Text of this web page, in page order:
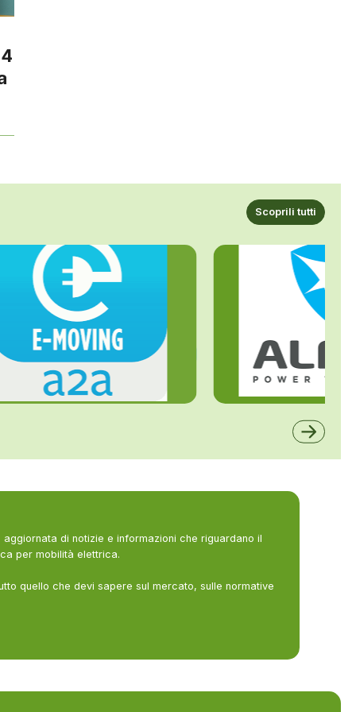
Scoprili tutti
di notizie e informazioni che riguardano il
per mobilità elettrica.
quello che devi sapere sul mercato, sulle normative